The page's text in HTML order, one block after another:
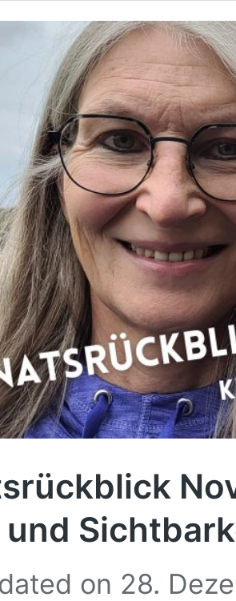
on 28.